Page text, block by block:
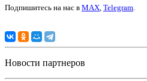
Подпишитесь на нас в MAX, Telegram.
Новости партнеров